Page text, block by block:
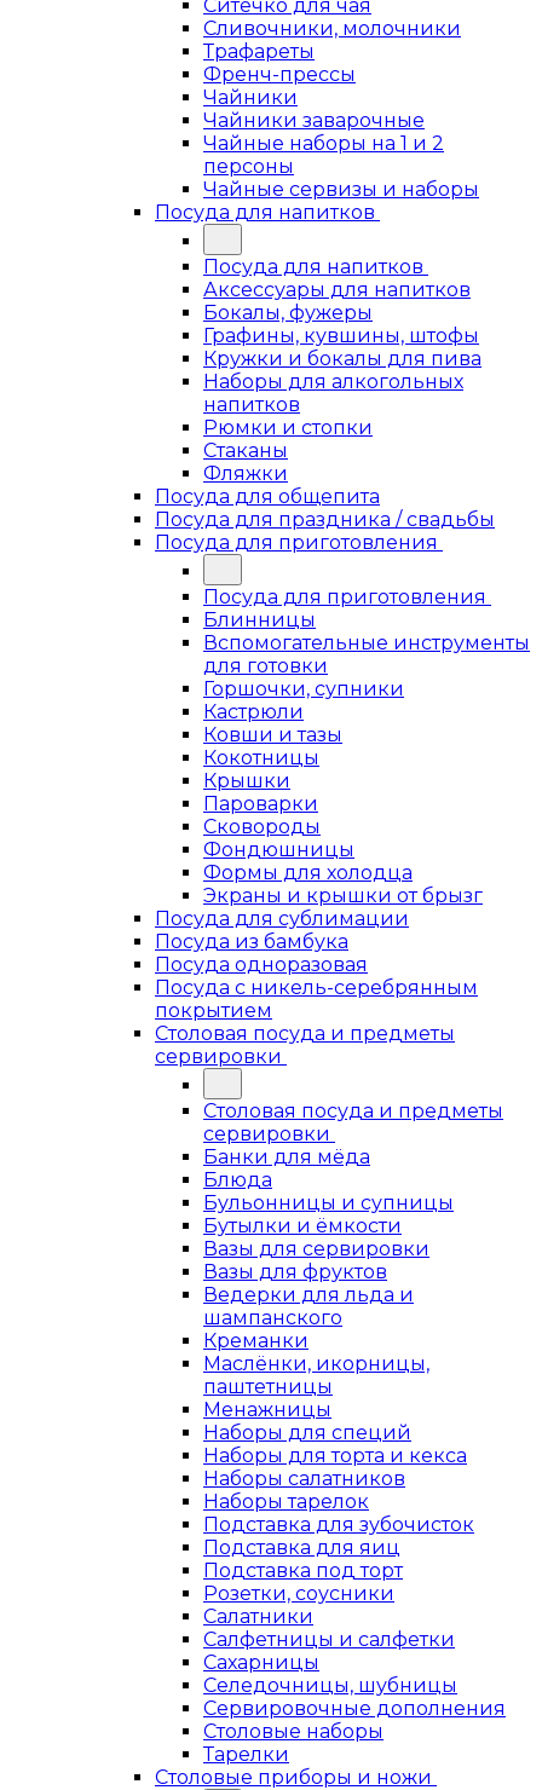
Ситечко для чая
Сливочники, молочники
Трафареты
Френч-прессы
Чайники
Чайники заварочные
Чайные наборы на 1 и 2
персоны
Чайные сервизы и наборы
Посуда для напитков
Посуда для напитков
Аксессуары для напитков
Бокалы, фужеры
Графины, кувшины, штофы
Кружки и бокалы для пива
Наборы для алкогольных
напитков
Рюмки и стопки
Стаканы
Фляжки
Посуда для общепита
Посуда для праздника / свадьбы
Посуда для приготовления
Посуда для приготовления
Блинницы
Вспомогательные инструменты
для готовки
Горшочки, супники
Кастрюли
Ковши и тазы
Кокотницы
Крышки
Пароварки
Сковороды
Фондюшницы
Формы для холодца
Экраны и крышки от брызг
Посуда для сублимации
Посуда из бамбука
Посуда одноразовая
Посуда с никель-серебрянным
покрытием
Столовая посуда и предметы
сервировки
Столовая посуда и предметы
сервировки
Банки для мёда
Блюда
Бульонницы и супницы
Бутылки и ёмкости
Вазы для сервировки
Вазы для фруктов
Ведерки для льда и
шампанского
Креманки
Маслёнки, икорницы,
паштетницы
Менажницы
Наборы для специй
Наборы для торта и кекса
Наборы салатников
Наборы тарелок
Подставка для зубочисток
Подставка для яиц
Подставка под торт
Розетки, соусники
Салатники
Салфетницы и салфетки
Сахарницы
Селедочницы, шубницы
Сервировочные дополнения
Столовые наборы
Тарелки
Столовые приборы и ножи